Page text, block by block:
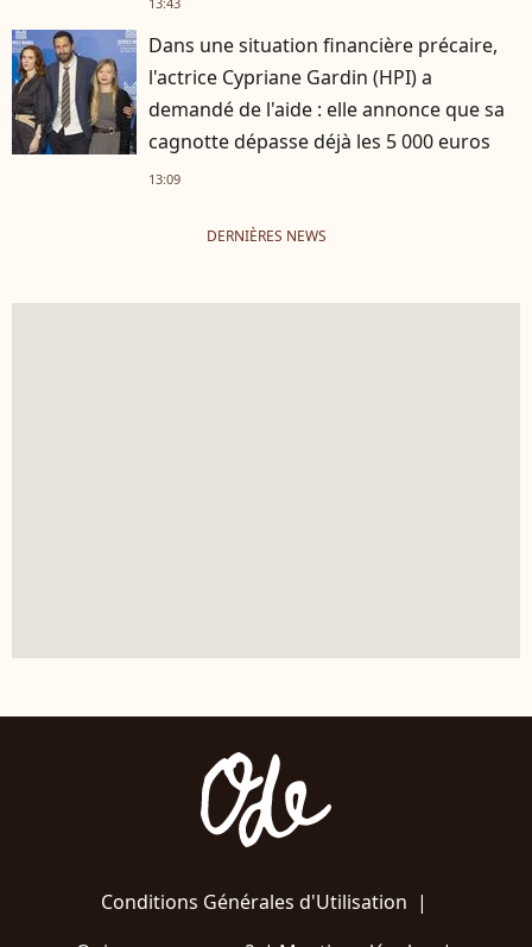
Dans une situation financière précaire,
l'actrice Cypriane Gardin (HPI) a
demandé de l'aide : elle annonce que sa
cagnotte dépasse déjà les 5 000 euros
13:09
DERNIÈRES NEWS
Conditions Générales d'Utilisation |